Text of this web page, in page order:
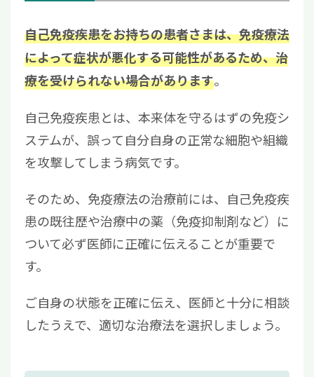
自己免疫疾患をお持ちの患者さまは、免疫療法
によって症状が悪化する可能性があるため、治
療を受けられない場合があります。
自己免疫疾患とは、本来体を守るはずの免疫シ
ステムが、誤って自分自身の正常な細胞や組織
を攻撃してしまう病気です。
そのため、免疫療法の治療前には、自己免疫疾
患の既往歴や治療中の薬（免疫抑制剤など）に
ついて必ず医師に正確に伝えることが重要で
す。
ご自身の状態を正確に伝え、医師と十分に相談
したうえで、適切な治療法を選択しましょう。